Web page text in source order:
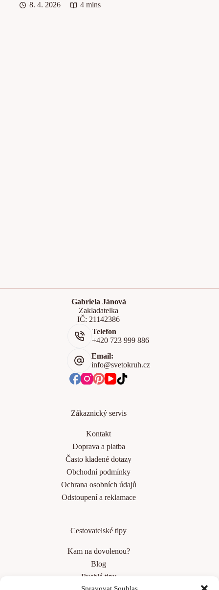
Spravovat Souhlas
8. 4. 2026
4 mins
Gabriela Jánová
Zakladatelka
IČ: 21142386
Telefon
+420 723 999 886
Email:
info@svetokruh.cz
Zákaznický servis
Kontakt
Doprava a platba
Často kladené dotazy
Obchodní podmínky
Ochrana osobních údajů
Odstoupení a reklamace
Cestovatelské tipy
Kam na dovolenou?
Blog
Rychlé tipy